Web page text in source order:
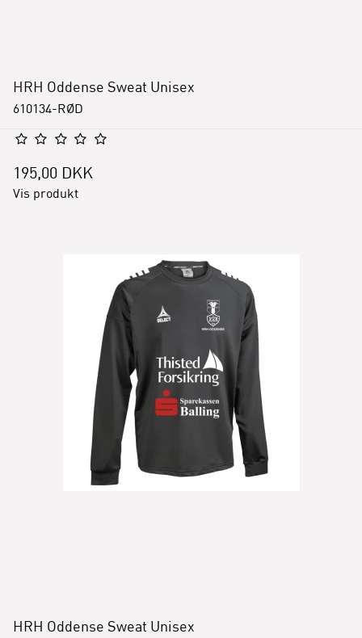
HRH Oddense Sweat Unisex
610134-RØD
195,00 DKK
Vis produkt
HRH Oddense Sweat Unisex